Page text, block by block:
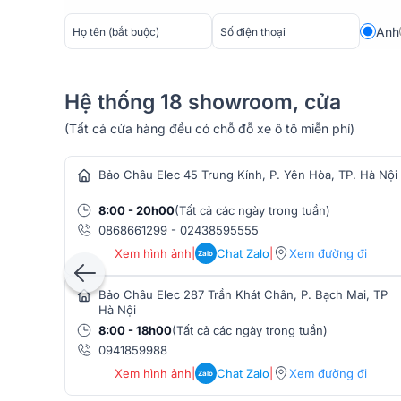
hình ảnh tối ưu mà không cần thao tác phức tạp.
nên sự chuyên nghiệp, giúp bạn tiết kiệm thời gian
như ý.
Ngăn kéo động cơ thông minh
Tủ kệ Monte Carlo được trang bị ngăn kéo động cơ
chiếu UST phổ biến như LG HU715QW, Samsung
vào phần ngăn kéo có kích thước rộng rãi này mà
liên quan tại đây.
Động cơ bên trong ngăn kéo hoạt động mượt mà,
trải nghiệm sử dụng thoải mái. Đây là giải pháp lý
giữ không gian trở nên gọn gàng.
Anh
Hệ thống 18 showroom, cửa
hàng âm thanh
(Tất cả cửa hàng đều có chỗ đỗ xe ô tô miễn phí)
Bảo Châu Elec 45 Trung Kính, P. Yên Hòa, TP. Hà Nội
8:00 - 20h00(Tất cả các ngày trong tuần)
0868661299 - 02438595555
Xem hình ảnh
Zalo Chat Zalo| Xem đường đi
Bảo Châu Elec 287 Trần Khát Chân, P. Bạch Mai, TP
Hà Nội
8:00 - 18h00(Tất cả các ngày trong tuần)
0941859988
Xem hình ảnh
Zalo Chat Zalo| Xem đường đi